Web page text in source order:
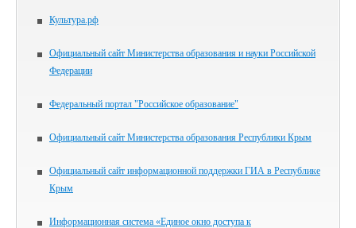
Культура.рф
Официальный сайт Министерства образования и науки Российской
Федерации
Федеральный портал "Российское образование"
Официальный сайт Министерства образования Республики Крым
Официальный сайт информационной поддержки ГИА в Республике
Крым
Информационная система «Единое окно доступа к